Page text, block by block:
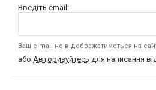
Введіть email:
Ваш e-mail не відображатиметься на
або Авторизуйтесь для написання